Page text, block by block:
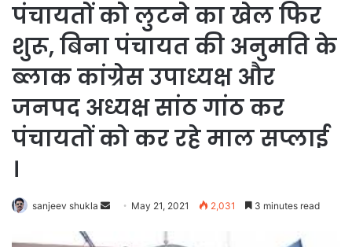
पंचायतों को लुटने का खेल फिर
शुरू, बिना पंचायत की अनुमति के
ब्लाक कांग्रेस उपाध्यक्ष और
जनपद अध्यक्ष सांठ गांठ कर
पंचायतों को कर रहे माल सप्लाई
।
sanjeev shukla
Send May 21, 2021 2,031 3 minutes read